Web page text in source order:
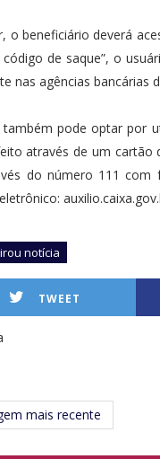
o beneficiário deverá
código de saque”, o
nas agências bancárias
pode optar por
através de um cartão
do número 111
notícia
TWEET
mais recente